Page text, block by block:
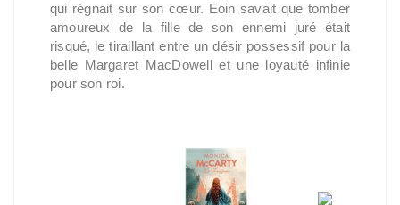
qui régnait sur son cœur. Eoin savait que tomber
amoureux de la fille de son ennemi juré était
risqué, le tiraillant entre un désir possessif pour la
belle Margaret MacDowell et une loyauté infinie
pour son roi.